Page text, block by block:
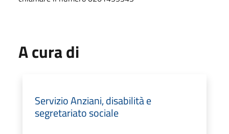
A cura di
Servizio Anziani, disabilità e
segretariato sociale